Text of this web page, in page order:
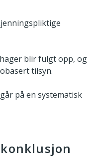
blir fulgt opp, og
tilsyn.
på en systematisk